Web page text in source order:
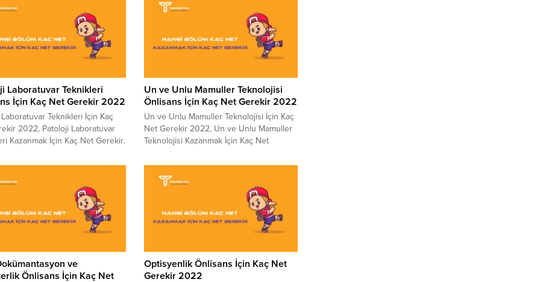
Laboratuvar Teknikleri
İçin Kaç Net Gerekir 2022
Teknikleri İçin Kaç
2022, Patoloji Laboratuvar
Kazanmak İçin Kaç Net Gerekir.
merak ettikleri konuların başında
kaç net ile yerleşirim
Sizler için YÖK Atlas’tan
hazırladığımız tablomuzda
kazanan son kişinin verileri yer
4 Yıllık Bölümlerin...
Un ve Unlu Mamuller Teknolojisi
Önlisans İçin Kaç Net Gerekir 2022
Un ve Unlu Mamuller Teknolojisi İçin Kaç
Net Gerekir 2022, Un ve Unlu Mamuller
Teknolojisi Kazanmak İçin Kaç Net
adayların sınav sonrası merak ettikleri
konuların başında hangi bölüme kaç net
ile yerleşirim gelmektedir. Sizler için YÖK
Atlas’tan yararlanarak hazırladığımız
tablomuzda bölümü kazanan son kişinin
verileri yer...
ve
Önlisans İçin Kaç Net
Optisyenlik Önlisans İçin Kaç Net
Gerekir 2022